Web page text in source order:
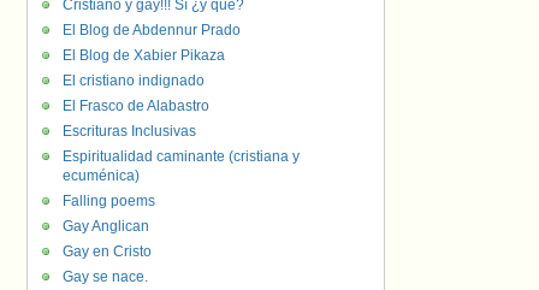
Cristiano y gay!!! Sí ¿y qué?
El Blog de Abdennur Prado
El Blog de Xabier Pikaza
El cristiano indignado
El Frasco de Alabastro
Escrituras Inclusivas
Espiritualidad caminante (cristiana y
ecuménica)
Falling poems
Gay Anglican
Gay en Cristo
Gay se nace.